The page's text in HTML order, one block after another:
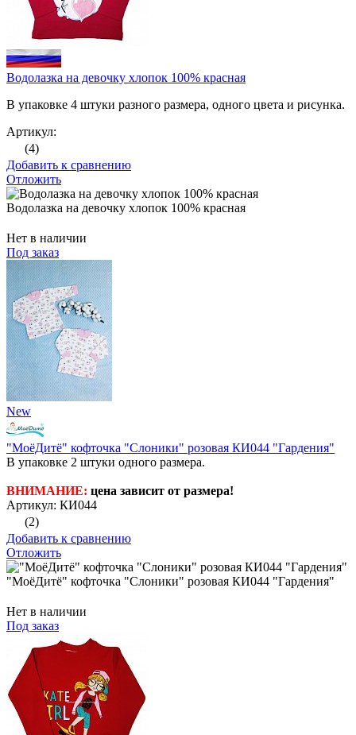
Водолазка на девочку хлопок 100% красная
В упаковке 4 штуки разного размера, одного цвета и рисунка.
Артикул:
(4)
Добавить к сравнению
Отложить
Водолазка на девочку хлопок 100% красная
Нет в наличии
Под заказ
New
"МоёДитё" кофточка "Слоники" розовая КИ044 "Гардения"
В упаковке 2 штуки одного размера.
ВНИМАНИЕ: цена зависит от размера!
Артикул: КИ044
(2)
Добавить к сравнению
Отложить
"МоёДитё" кофточка "Слоники" розовая КИ044 "Гардения"
Нет в наличии
Под заказ